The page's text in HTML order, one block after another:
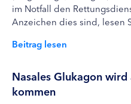
im Notfall den
Anzeichen dies sind, lesen
Beitrag lesen
Nasales Glukagon
kommen